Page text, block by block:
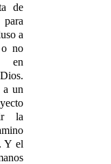
de
para
a
o no
en
a un
la
Y el